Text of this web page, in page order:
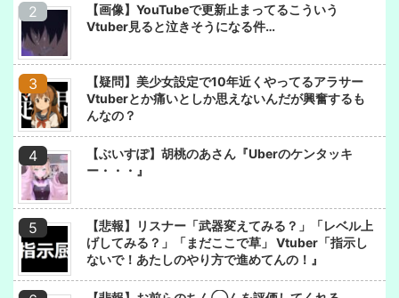
【画像】YouTubeで更新止まってるこういう
Vtuber見ると泣きそうになる件…
【疑問】美少女設定で10年近くやってるアラサー
Vtuberとか痛いとしか思えないんだが興奮するも
んなの？
【ぶいすぽ】胡桃のあさん『Uberのケンタッキ
ー・・・』
【悲報】リスナー「武器変えてみる？」「レベル上
げしてみる？」「まだここで草」 Vtuber「指示し
ないで！あたしのやり方で進めてんの！』